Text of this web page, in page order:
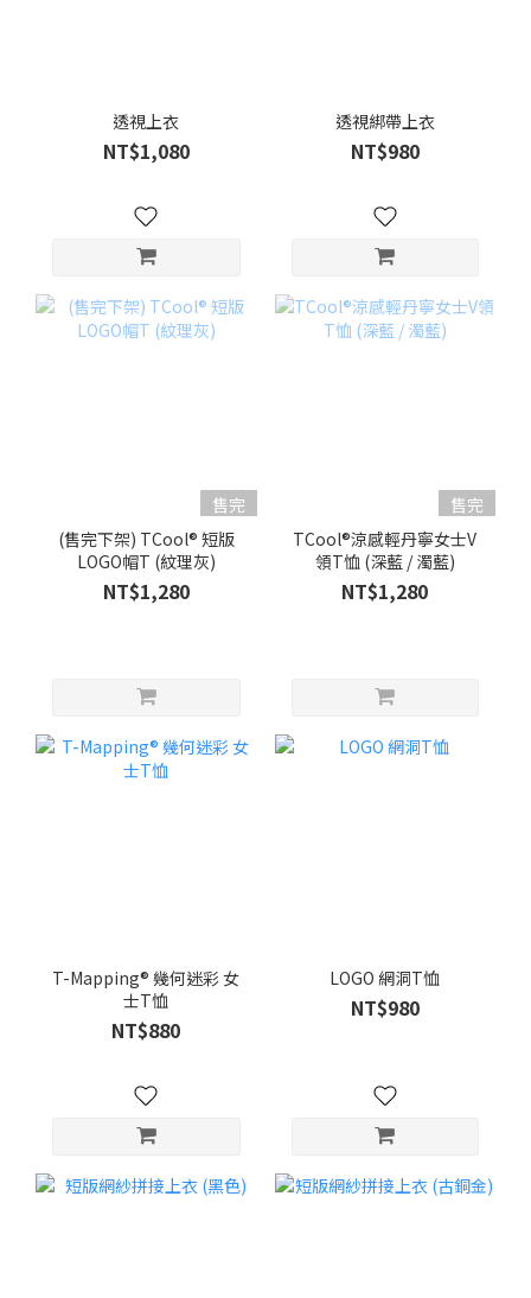
透視上衣
NT$1,080
透視綁帶上衣
NT$980
售完
(售完下架) TCool® 短版
LOGO帽T (紋理灰)
NT$1,280
售完
TCool®涼感輕丹寧女士V
領T恤 (深藍 / 濁藍)
NT$1,280
T-Mapping® 幾何迷彩 女
士T恤
NT$880
LOGO 網洞T恤
NT$980